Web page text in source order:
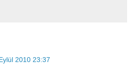
2010 23:37